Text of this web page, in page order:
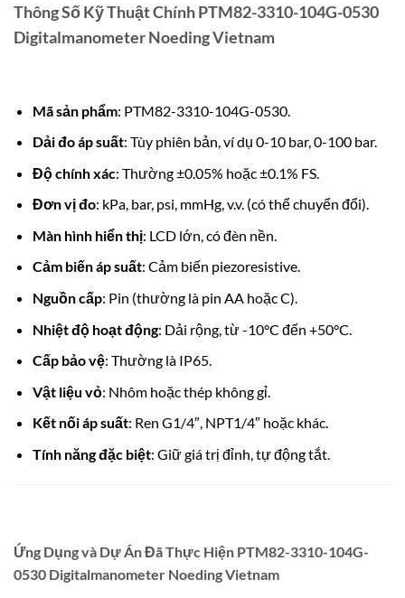
Thông Số Kỹ Thuật Chính PTM82-3310-104G-0530
Digitalmanometer Noeding Vietnam
Mã sản phẩm: PTM82-3310-104G-0530.
Dải đo áp suất: Tùy phiên bản, ví dụ 0-10 bar, 0-100 bar.
Độ chính xác: Thường ±0.05% hoặc ±0.1% FS.
Đơn vị đo: kPa, bar, psi, mmHg, v.v. (có thể chuyển đổi).
Màn hình hiển thị: LCD lớn, có đèn nền.
Cảm biến áp suất: Cảm biến piezoresistive.
Nguồn cấp: Pin (thường là pin AA hoặc C).
Nhiệt độ hoạt động: Dải rộng, từ -10°C đến +50°C.
Cấp bảo vệ: Thường là IP65.
Vật liệu vỏ: Nhôm hoặc thép không gỉ.
Kết nối áp suất: Ren G1/4″, NPT1/4″ hoặc khác.
Tính năng đặc biệt: Giữ giá trị đỉnh, tự động tắt.
Ứng Dụng và Dự Án Đã Thực Hiện PTM82-3310-104G-
0530 Digitalmanometer Noeding Vietnam